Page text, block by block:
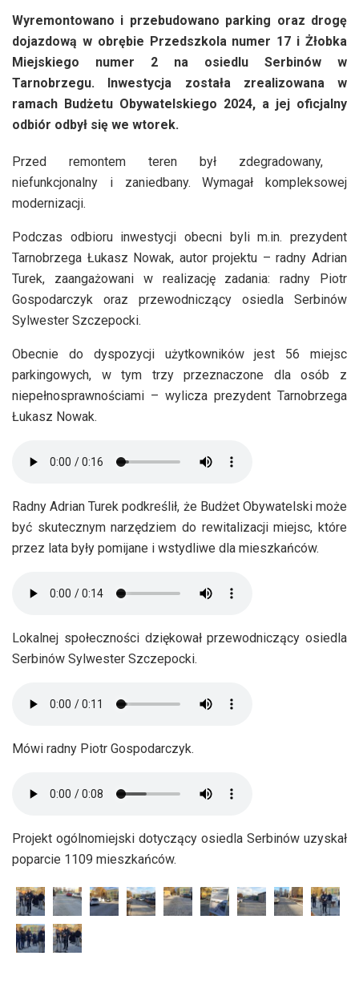
Wyremontowano i przebudowano parking oraz drogę
dojazdową w obrębie Przedszkola numer 17 i Żłobka
Miejskiego numer 2 na osiedlu Serbinów w
Tarnobrzegu. Inwestycja została zrealizowana w
ramach Budżetu Obywatelskiego 2024, a jej oficjalny
odbiór odbył się we wtorek.
Przed remontem teren był zdegradowany,
niefunkcjonalny i zaniedbany. Wymagał kompleksowej
modernizacji.
Podczas odbioru inwestycji obecni byli m.in. prezydent
Tarnobrzega Łukasz Nowak, autor projektu – radny Adrian
Turek, zaangażowani w realizację zadania: radny Piotr
Gospodarczyk oraz przewodniczący osiedla Serbinów
Sylwester Szczepocki.
Obecnie do dyspozycji użytkowników jest 56 miejsc
parkingowych, w tym trzy przeznaczone dla osób z
niepełnosprawnościami – wylicza prezydent Tarnobrzega
Łukasz Nowak.
Radny Adrian Turek podkreślił, że Budżet Obywatelski może
być skutecznym narzędziem do rewitalizacji miejsc, które
przez lata były pomijane i wstydliwe dla mieszkańców.
Lokalnej społeczności dziękował przewodniczący osiedla
Serbinów Sylwester Szczepocki.
Mówi radny Piotr Gospodarczyk.
Projekt ogólnomiejski dotyczący osiedla Serbinów uzyskał
poparcie 1109 mieszkańców.